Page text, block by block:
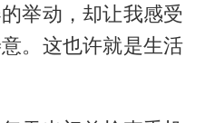
举动，却让我感受
。这也许就是生活